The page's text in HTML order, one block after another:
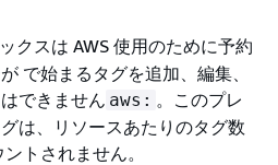
クスは AWS 使用のために予約
で始まるタグを追加、編集、
できません aws: 。このプレ
は、リソースあたりのタグ数
トされません。